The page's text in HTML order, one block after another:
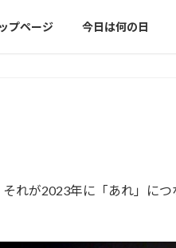
プページ 今日は何の日
れが2023年に「あれ」につ